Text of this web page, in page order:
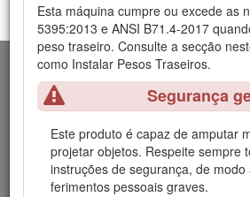
Esta máquina cumpre ou excede as
5395:2013 e ANSI B71.4-2017
peso traseiro. Consulte a secção
como Instalar Pesos Traseiros.
Segurança
Este produto é capaz de amputar
projetar objetos. Respeite sempre
instruções de segurança, de modo
ferimentos pessoais graves.
Unidade de tração Reelmaster®
Introdução
Esta máquina é um cortador de relva
utilizador e cilindro de lâminas
operadores profissionais contratados
comerciais. Foi principalmente
relva em relvados bem mantidos.